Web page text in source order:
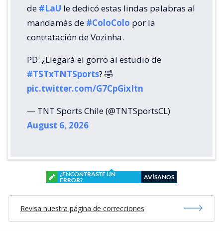
de #LaU le dedicó estas lindas palabras al
mandamás de #ColoColo por la
contratación de Vozinha.
PD: ¿Llegará el gorro al estudio de
#TSTxTNTSports? 🤣
pic.twitter.com/G7CpGixItn
— TNT Sports Chile (@TNTSportsCL)
August 6, 2026
¿ENCONTRASTE UN
ERROR?
AVÍSANOS
Revisa nuestra página de correcciones